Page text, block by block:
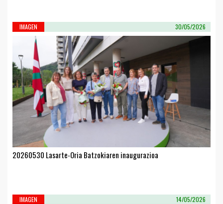
IMAGEN 30/05/2026
20260530 Lasarte-Oria Batzokiaren inaugurazioa
IMAGEN 14/05/2026